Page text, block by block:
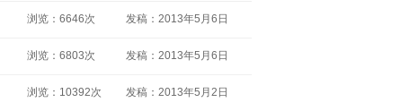
浏览：6646次 发稿：2013年5月6日
浏览：6803次 发稿：2013年5月6日
浏览：10392次 发稿：2013年5月2日